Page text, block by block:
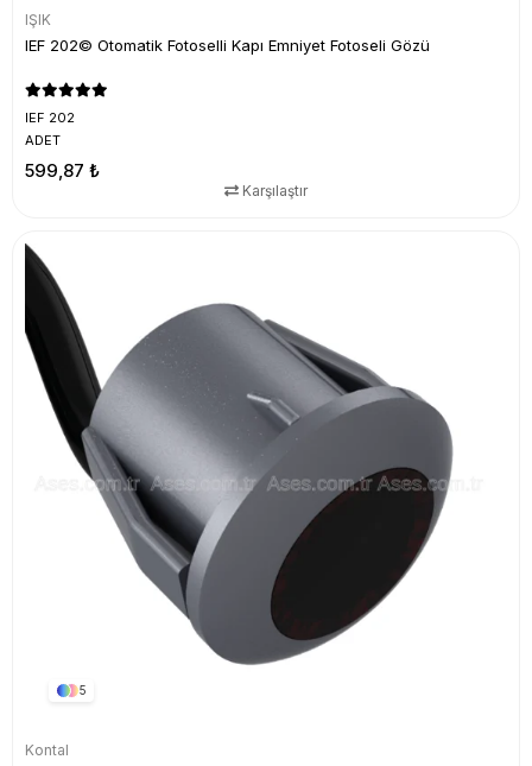
IŞIK
IEF 202© Otomatik Fotoselli Kapı Emniyet Fotoseli Gözü
IEF 202
ADET
599,87 ₺
Karşılaştır
5
Kontal